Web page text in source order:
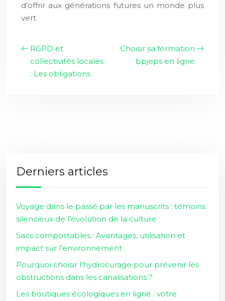
d’offrir aux générations futures un monde plus
vert.
RGPD et
collectivités locales
: Les obligations
Choisir sa formation
bpjeps en ligne
Derniers articles
Voyage dans le passé par les manuscrits : témoins
silencieux de l’évolution de la culture
Sacs compostables : Avantages, utilisation et
impact sur l’environnement
Pourquoi choisir l’hydrocurage pour prévenir les
obstructions dans les canalisations ?
Les boutiques écologiques en ligne : votre